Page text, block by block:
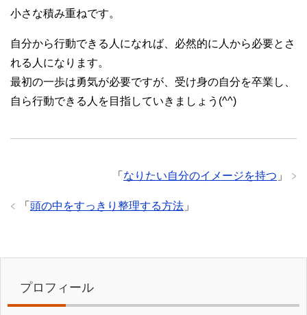
小さな積み重ねです。
自分から行動できる人になれば、必然的に人から必要とさ
れる人になります。
最初の一歩は勇気が必要ですが、受け身の自分を卒業し、
自ら行動できる人を目指していきましょう(^^)
「 なりたい自分のイメージを持つ 」
「 頭の中をすっきり整理する方法 」
プロフィール